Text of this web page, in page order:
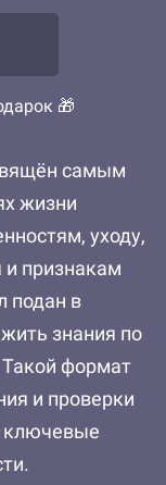
🎁
самым
жизни
уходу,
и признакам
подан в
знания по
формат
и проверки
ключевые